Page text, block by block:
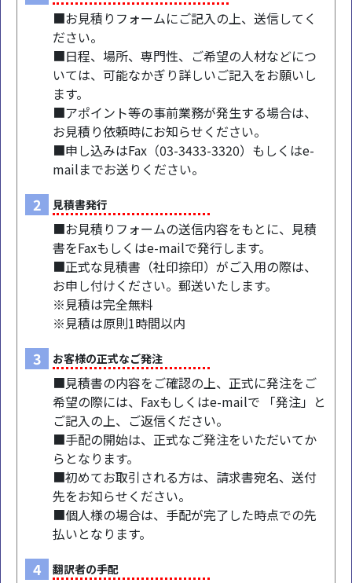
■お見積りフォームにご記入の上、送信してく
ださい。
■日程、場所、専門性、ご希望の人材などにつ
いては、可能なかぎり詳しいご記入をお願いし
ます。
■アポイント等の事前業務が発生する場合は、
お見積り依頼時にお知らせください。
■申し込みはFax（03-3433-3320）もしくはe-
mailまでお送りください。
2 見積書発行
■お見積りフォームの送信内容をもとに、見積
書をFaxもしくはe-mailで発行します。
■正式な見積書（社印捺印）がご入用の際は、
お申し付けください。郵送いたします。
※見積は完全無料
※見積は原則1時間以内
3 お客様の正式なご発注
■見積書の内容をご確認の上、正式に発注をご
希望の際には、Faxもしくはe-mailで 「発注」と
ご記入の上、ご返信ください。
■手配の開始は、正式なご発注をいただいてか
らとなります。
■初めてお取引される方は、請求書宛名、送付
先をお知らせください。
■個人様の場合は、手配が完了した時点での先
払いとなります。
4 翻訳者の手配